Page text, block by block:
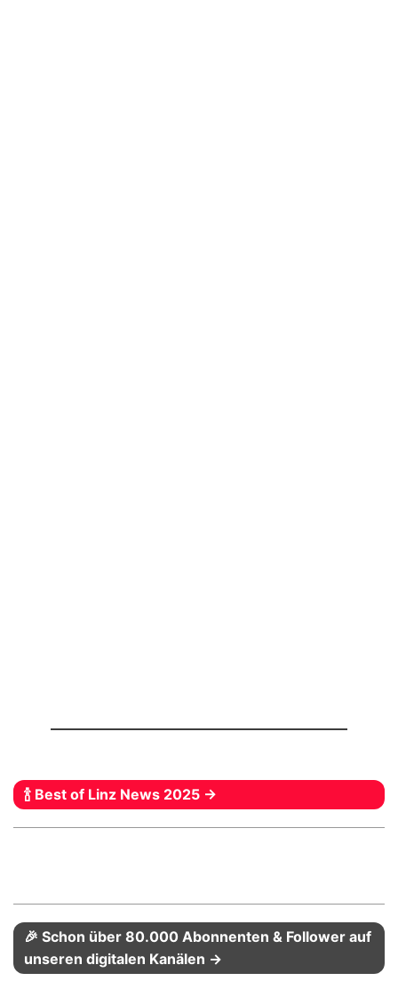
🍾 Best of Linz News 2025 →
🎉 Schon über 80.000 Abonnenten & Follower auf
unseren digitalen Kanälen →